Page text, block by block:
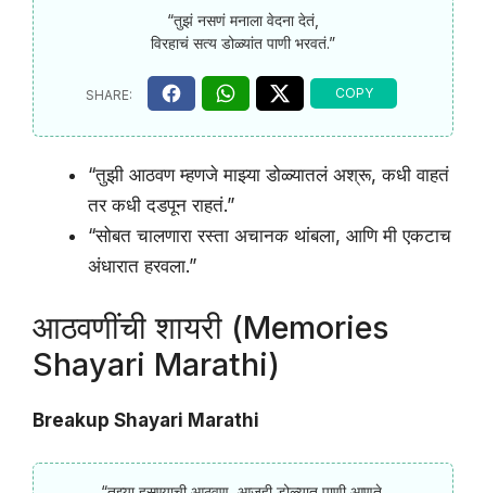
“तुझं नसणं मनाला वेदना देतं,
विरहाचं सत्य डोळ्यांत पाणी भरवतं.”
“तुझी आठवण म्हणजे माझ्या डोळ्यातलं अश्रू, कधी वाहतं
तर कधी दडपून राहतं.”
“सोबत चालणारा रस्ता अचानक थांबला, आणि मी एकटाच
अंधारात हरवला.”
आठवणींची शायरी (Memories
Shayari Marathi)
Breakup Shayari Marathi